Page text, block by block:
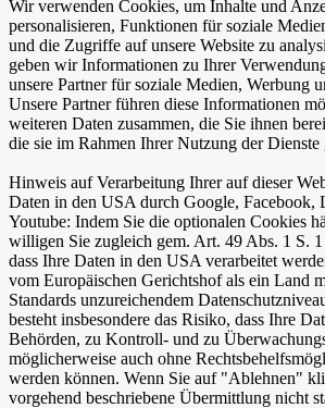
Wir verwenden Cookies, um Inhalte und
personalisieren, Funktionen für soziale
und die Zugriffe auf unsere Website zu
geben wir Informationen zu Ihrer
unsere Partner für soziale Medien, Werbung
Unsere Partner führen diese Informationen
weiteren Daten zusammen, die Sie ihnen
die sie im Rahmen Ihrer Nutzung der Dienste
Hinweis auf Verarbeitung Ihrer auf dieser
Daten in den USA durch Google, Facebook,
Youtube: Indem Sie die optionalen Cookies
willigen Sie zugleich gem. Art. 49 Abs. 1 S.
dass Ihre Daten in den USA verarbeitet
vom Europäischen Gerichtshof als ein Land
Standards unzureichendem
besteht insbesondere das Risiko, dass Ihre
Behörden, zu Kontroll- und zu
möglicherweise auch ohne
werden können. Wenn Sie auf "Ablehnen"
vorgehend beschriebene Übermittlung nicht